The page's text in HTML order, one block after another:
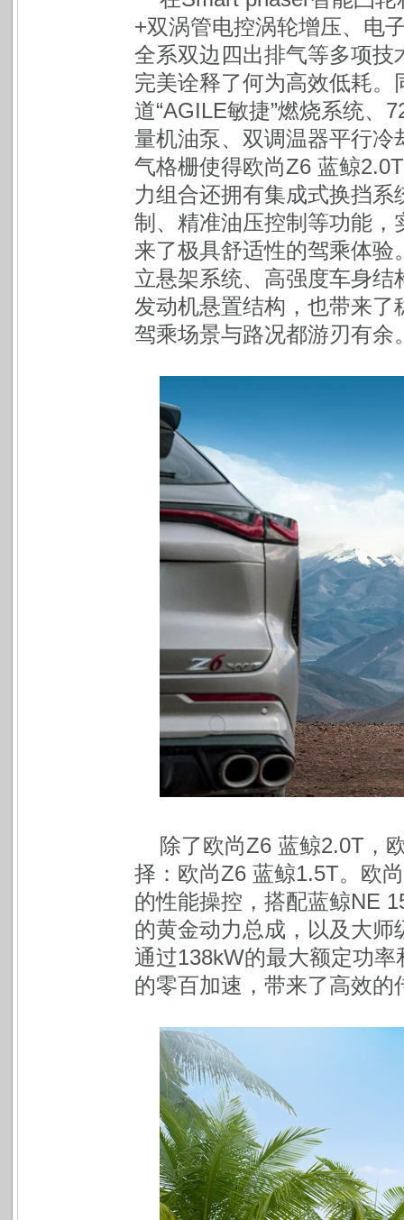
+双涡管电控涡轮增压、电
全系双边四出排气等多项
完美诠释了何为高效低耗
道“AGILE敏捷”燃烧系统、
量机油泵、双调温器平行
气格栅使得欧尚Z6 蓝鲸
力组合还拥有集成式换挡
制、精准油压控制等功能
来了极具舒适性的驾乘体
立悬架系统、高强度车身结
发动机悬置结构，也带来
驾乘场景与路况都游刃有余
除了欧尚Z6 蓝鲸2.0T，
择：欧尚Z6 蓝鲸1.5T。欧
的性能操控，搭配蓝鲸NE
的黄金动力总成，以及大
通过138kW的最大额定功
的零百加速，带来了高效